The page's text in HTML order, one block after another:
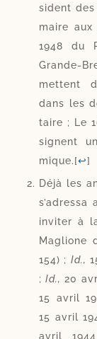
sident
maire
1948 du
Grande-​
mettent
dans les
taire ; Le
signent
mique.[↩]
Déjà les
invi­ter à
Maglione
154) ; Id.,
;Id., 20
15 avril
15 avril
avril